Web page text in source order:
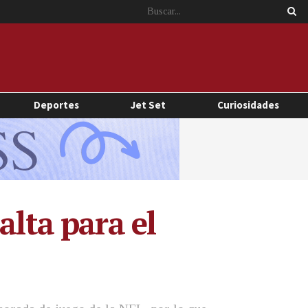
Deportes Jet Set Curiosidades
para el